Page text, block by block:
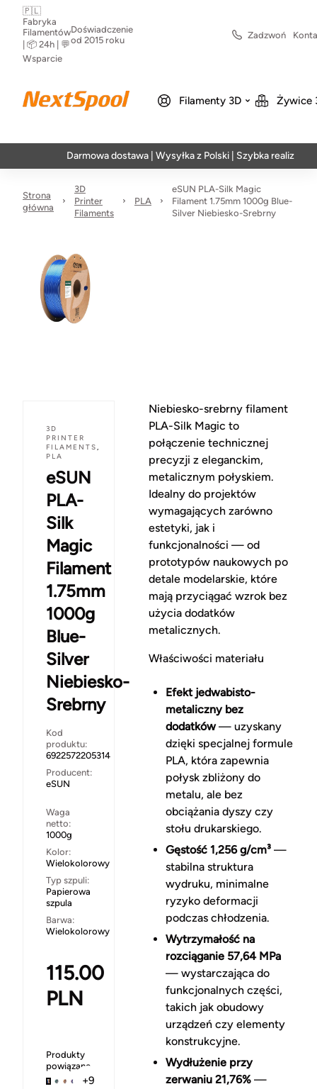
🇵🇱
Fabryka
Filamentów
| 📦 24h | 💬
Wsparcie
Doświadczenie
od 2015 roku
Zadzwoń
Filamenty 3D Żywice
Darmowa dostawa | Wysyłka z Polski | Szybka realizacja w 24h
Strona
główna
3D
Printer
Filaments
PLA
eSUN PLA-Silk Magic
Filament 1.75mm 1000g Blue-
Silver Niebiesko-Srebrny
3D
PRINTER
FILAMENTS,
PLA
eSUN
PLA-
Silk
Magic
Filament
1.75mm
1000g
Blue-
Silver
Niebiesko-
Srebrny
Kod
produktu:
6922572205314
Producent:
eSUN
Waga
netto:
1000g
Kolor:
Wielokolorowy
Typ szpuli:
Papierowa
szpula
Barwa:
Wielokolorowy
115.00
PLN
Produkty
powiązane
+9
Niebiesko-srebrny filament
PLA-Silk Magic to
połączenie technicznej
precyzji z eleganckim,
metalicznym połyskiem.
Idealny do projektów
wymagających zarówno
estetyki, jak i
funkcjonalności — od
prototypów naukowych po
detale modelarskie, które
mają przyciągać wzrok bez
użycia dodatków
metalicznych.
Właściwości materiału
Efekt jedwabisto-
metaliczny bez
dodatków— uzyskany
dzięki specjalnej formule
PLA, która zapewnia
połysk zbliżony do
metalu, ale bez
obciążania dyszy czy
stołu drukarskiego.
Gęstość 1,256 g/cm³—
stabilna struktura
wydruku, minimalne
ryzyko deformacji
podczas chłodzenia.
Wytrzymałość na
rozciąganie 57,64 MPa
— wystarczająca do
funkcjonalnych części,
takich jak obudowy
urządzeń czy elementy
konstrukcyjne.
Wydłużenie przy
zerwaniu 21,76%—